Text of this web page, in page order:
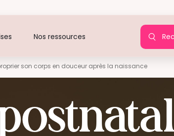
Nos ressources
son corps en douceur après la naissance